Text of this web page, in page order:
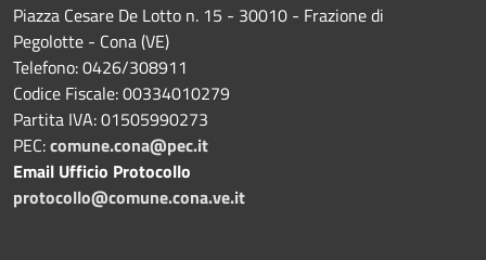
Piazza Cesare De Lotto n. 15 - 30010 - Frazione di
Pegolotte - Cona (VE)
Telefono: 0426/308911
Codice Fiscale: 00334010279
Partita IVA: 01505990273
PEC:comune.cona@pec.it
Email Ufficio Protocollo
protocollo@comune.cona.ve.it